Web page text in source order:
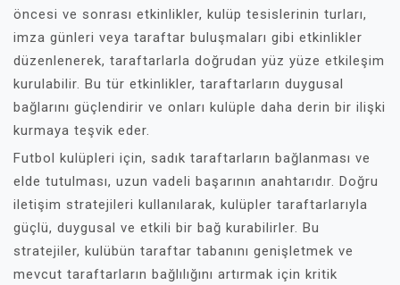
öncesi ve sonrası etkinlikler, kulüp tesislerinin turları,
imza günleri veya taraftar buluşmaları gibi etkinlikler
düzenlenerek, taraftarlarla doğrudan yüz yüze etkileşim
kurulabilir. Bu tür etkinlikler, taraftarların duygusal
bağlarını güçlendirir ve onları kulüple daha derin bir ilişki
kurmaya teşvik eder.
Futbol kulüpleri için, sadık taraftarların bağlanması ve
elde tutulması, uzun vadeli başarının anahtarıdır. Doğru
iletişim stratejileri kullanılarak, kulüpler taraftarlarıyla
güçlü, duygusal ve etkili bir bağ kurabilirler. Bu
stratejiler, kulübün taraftar tabanını genişletmek ve
mevcut taraftarların bağlılığını artırmak için kritik